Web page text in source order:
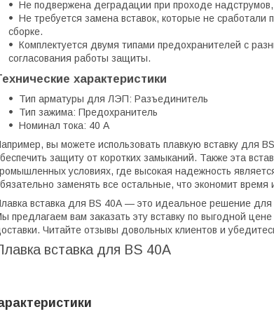
Не подвержена деградации при проходе надструмов,
Не требуется замена вставок, которые не сработали
сборке.
Комплектуется двумя типами предохранителей с
согласования работы защиты.
характеристики
Тип арматуры для ЛЭП: Разъединитель
Тип зажима: Предохранитель
Номинал тока: 40 А
вы можете использовать плавкую вставку для
защиту от коротких замыканий. Также эта
условиях, где высокая надежность
заменять все остальные, что экономит время
вставка для BS 40А — это идеальное решение для
предлагаем вам заказать эту вставку по выгодной
Читайте отзывы довольных клиентов и
вставка для BS 40А